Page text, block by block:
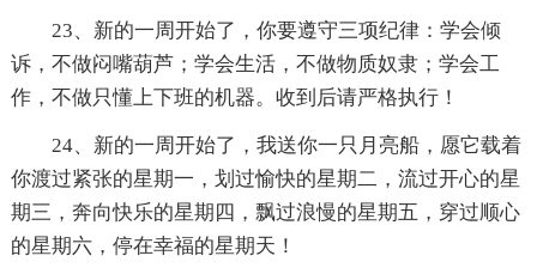
23、新的一周开始了，你要遵守三项纪律：学会倾
诉，不做闷嘴葫芦；学会生活，不做物质奴隶；学会工
作，不做只懂上下班的机器。收到后请严格执行！
24、新的一周开始了，我送你一只月亮船，愿它载着
你渡过紧张的星期一，划过愉快的星期二，流过开心的星
期三，奔向快乐的星期四，飘过浪慢的星期五，穿过顺心
的星期六，停在幸福的星期天！